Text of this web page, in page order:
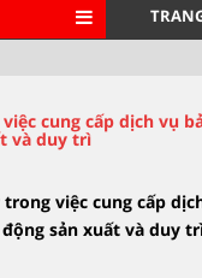
cung cấp dịch vụ
và duy trì
việc cung cấp
sản xuất và duy